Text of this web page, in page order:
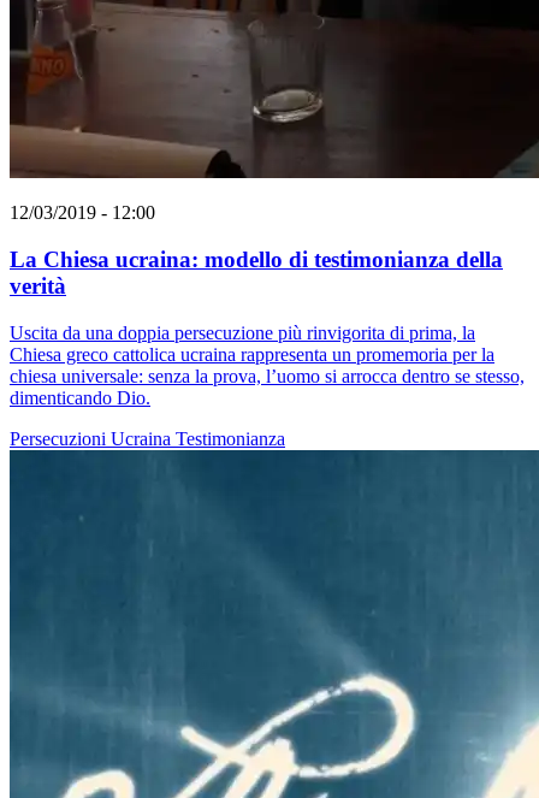
12/03/2019 - 12:00
La Chiesa ucraina: modello di testimonianza della
verità
Uscita da una doppia persecuzione più rinvigorita di prima, la
Chiesa greco cattolica ucraina rappresenta un promemoria per la
chiesa universale: senza la prova, l’uomo si arrocca dentro se stesso,
dimenticando Dio.
Persecuzioni Ucraina Testimonianza